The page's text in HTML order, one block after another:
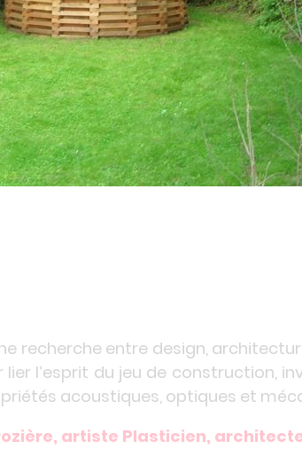
recherche entre design,
lier l’esprit du jeu de construction,
acoustiques, optiques et
artiste Plasticien,